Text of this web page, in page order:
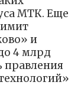
МТК. Еще
и
4 млрд
правления